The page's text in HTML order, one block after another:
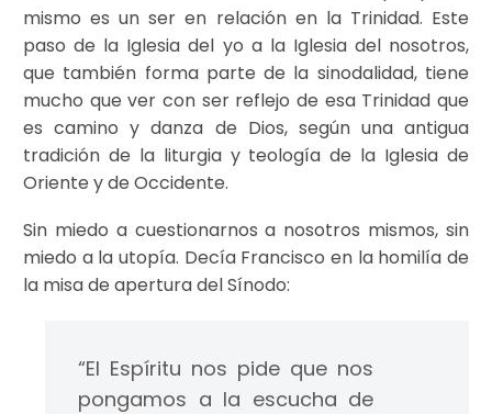
mismo es un ser en relación en la Trinidad. Este
paso de la Iglesia del yo a la Iglesia del nosotros,
que también forma parte de la sinodalidad, tiene
mucho que ver con ser reflejo de esa Trinidad que
es camino y danza de Dios, según una antigua
tradición de la liturgia y teología de la Iglesia de
Oriente y de Occidente.
Sin miedo a cuestionarnos a nosotros mismos, sin
miedo a la utopía. Decía Francisco en la homilía de
la misa de apertura del Sínodo:
“El Espíritu nos pide que nos
pongamos a la escucha de